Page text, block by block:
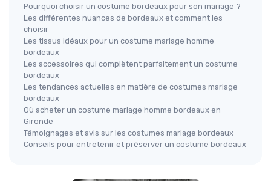
Pourquoi choisir un costume bordeaux pour son mariage ?
Les différentes nuances de bordeaux et comment les
choisir
Les tissus idéaux pour un costume mariage homme
bordeaux
Les accessoires qui complètent parfaitement un costume
bordeaux
Les tendances actuelles en matière de costumes mariage
bordeaux
Où acheter un costume mariage homme bordeaux en
Gironde
Témoignages et avis sur les costumes mariage bordeaux
Conseils pour entretenir et préserver un costume bordeaux